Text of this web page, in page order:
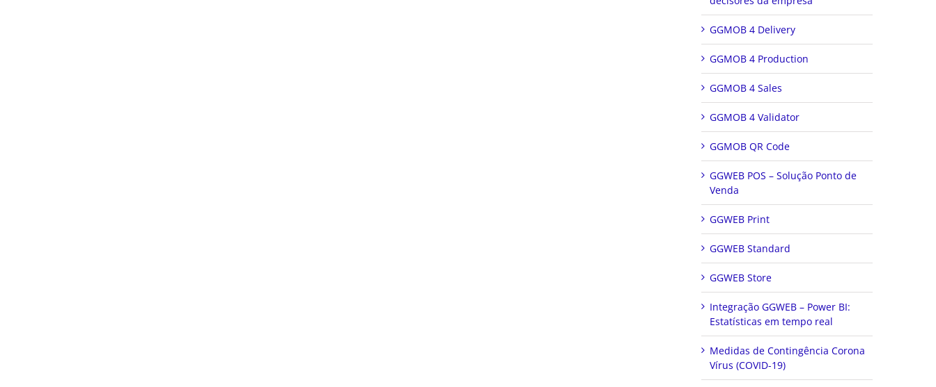
GGMOB 4 Delivery
GGMOB 4 Production
GGMOB 4 Sales
GGMOB 4 Validator
GGMOB QR Code
GGWEB POS – Solução Ponto de
Venda
GGWEB Print
GGWEB Standard
GGWEB Store
Integração GGWEB – Power BI:
Estatísticas em tempo real
Medidas de Contingência Corona
Vírus (COVID-19)